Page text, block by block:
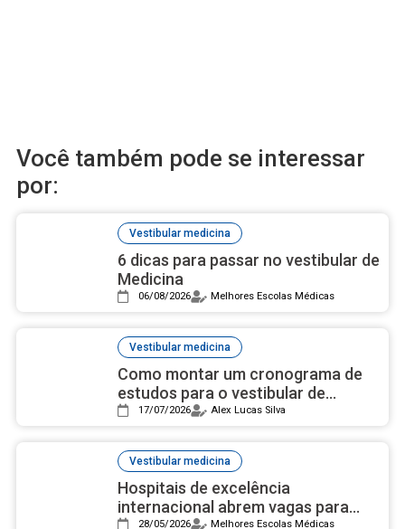
Você também pode se interessar
por:
Vestibular medicina
6 dicas para passar no vestibular de
Medicina
06/08/2026 Melhores Escolas Médicas
Vestibular medicina
Como montar um cronograma de
estudos para o vestibular de
Medicina no segundo semestre
17/07/2026 Alex Lucas Silva
Vestibular medicina
Hospitais de excelência
internacional abrem vagas para
28/05/2026 Melhores Escolas Médicas